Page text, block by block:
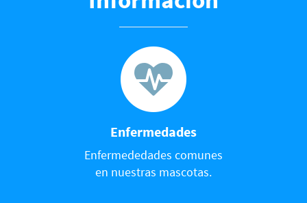
Enfermedades
Enfermededades comunes
en nuestras mascotas.